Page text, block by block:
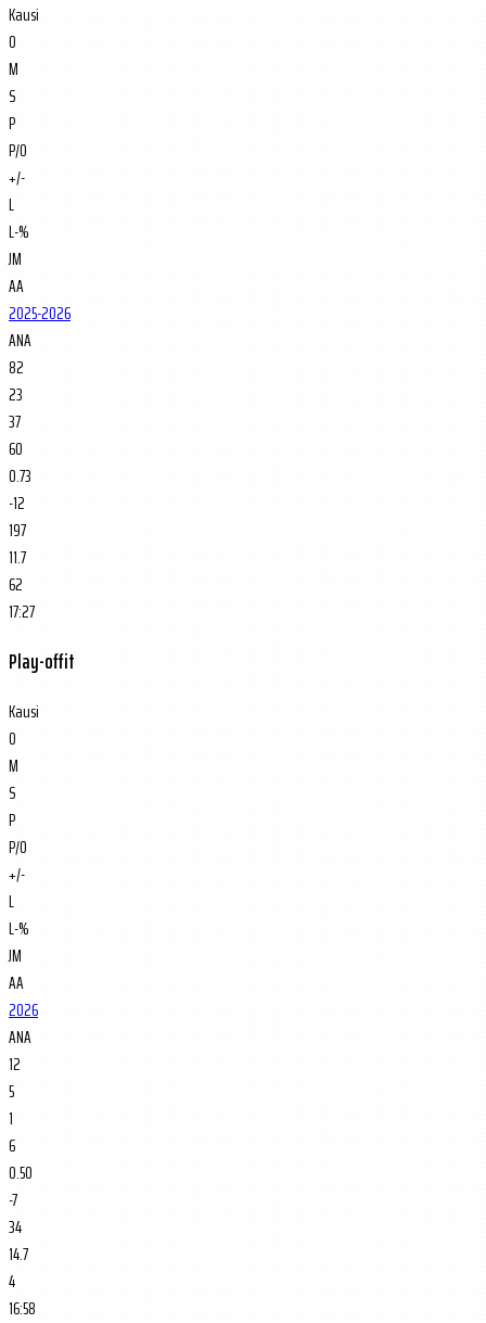
Kausi
O
M
S
P
P/O
+/-
L
L-%
JM
AA
2025-2026
ANA
82
23
37
60
0.73
-12
197
11.7
62
17:27
Play-offit
Kausi
O
M
S
P
P/O
+/-
L
L-%
JM
AA
2026
ANA
12
5
1
6
0.50
-7
34
14.7
4
16:58